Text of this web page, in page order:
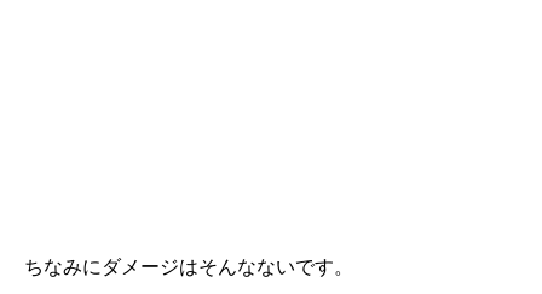
ちなみにダメージはそんなないです。